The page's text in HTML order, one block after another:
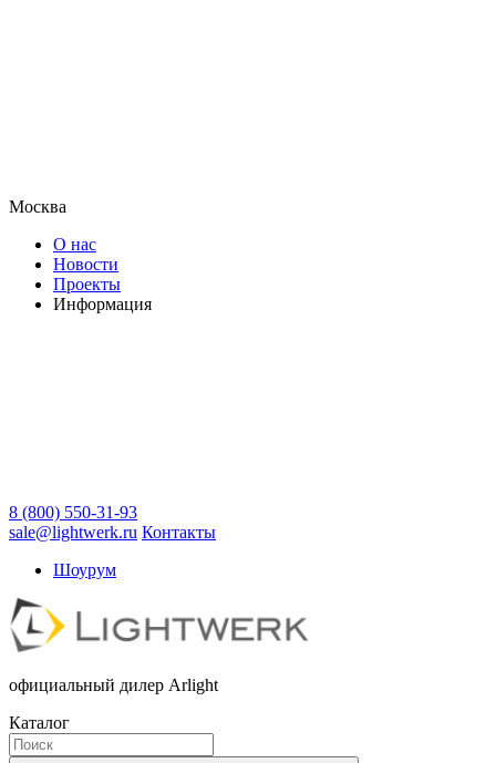
Москва
О нас
Новости
Проекты
Информация
8 (800) 550-31-93
sale@lightwerk.ru Контакты
Шоурум
официальный дилер Arlight
Каталог